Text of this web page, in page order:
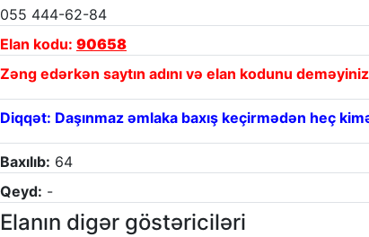
055 444-62-84
Elan kodu: 90658
Zəng edərkən saytın adını və elan kodunu
Diqqət: Daşınmaz əmlaka baxış keçirmədən heç
Baxılıb: 64
Qeyd: -
Elanın digər göstəriciləri